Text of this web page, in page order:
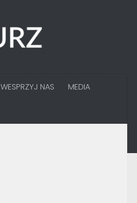
WESPRZYJ NAS MEDIA